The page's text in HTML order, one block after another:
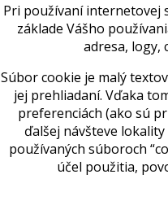
Pri používaní internetovej
základe Vášho
adresa, logy,
Súbor cookie je malý
jej prehliadaní. Vďaka
preferenciách (ako sú
ďalšej návšteve
používaných súboroch
účel použitia,